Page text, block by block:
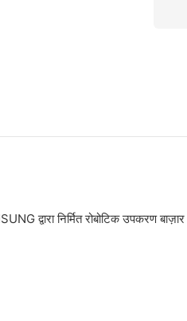
द्वारा निर्मित रोबोटिक उपकरण